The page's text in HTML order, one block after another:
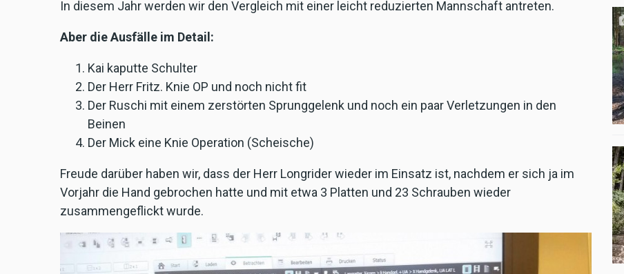
In diesem Jahr werden wir den Vergleich mit einer leicht reduzierten Mannschaft antreten.
Aber die Ausfälle im Detail:
Kai kaputte Schulter
Der Herr Fritz. Knie OP und noch nicht fit
Der Ruschi mit einem zerstörten Sprunggelenk und noch ein paar Verletzungen in den
Beinen
Der Mick eine Knie Operation (Scheische)
Freude darüber haben wir, dass der Herr Longrider wieder im Einsatz ist, nachdem er sich ja im
Vorjahr die Hand gebrochen hatte und mit etwa 3 Platten und 23 Schrauben wieder
zusammengeflickt wurde.